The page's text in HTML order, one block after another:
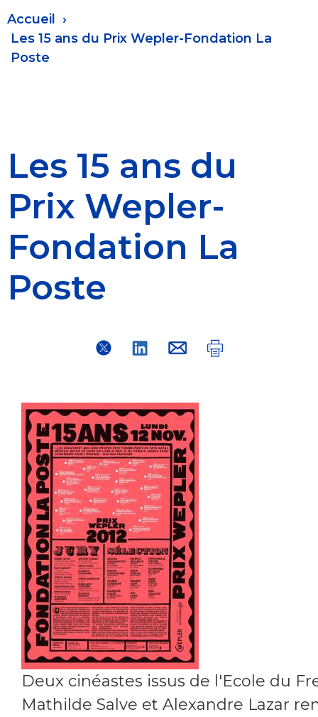
Fil
d'Ariane
Accueil
Les 15 ans du Prix Wepler-Fondation La
Poste
Les 15 ans du
Prix Wepler-
Fondation La
Poste
Deux cinéastes issus de l'Ecole du
Mathilde Salve et Alexandre Lazar